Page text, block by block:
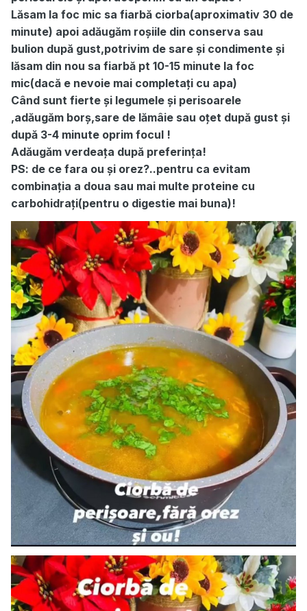
Lăsam la foc mic sa fiarbă ciorba(aproximativ 30 de
minute) apoi adăugăm roșiile din conserva sau
bulion după gust,potrivim de sare și condimente și
lăsam din nou sa fiarbă pt 10-15 minute la foc
mic(dacă e nevoie mai completați cu apa)
Când sunt fierte și legumele și perisoarele
,adăugăm borș,sare de lămâie sau oțet după gust și
după 3-4 minute oprim focul !
Adăugăm verdeața după preferința!
PS: de ce fara ou și orez?..pentru ca evitam
combinația a doua sau mai multe proteine cu
carbohidrați(pentru o digestie mai buna)!